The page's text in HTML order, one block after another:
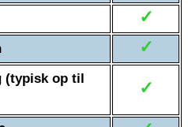
✓
✓
(typisk op til
✓